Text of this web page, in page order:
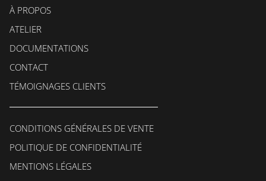
À PROPOS
ATELIER
DOCUMENTATIONS
CONTACT
TÉMOIGNAGES CLIENTS
CONDITIONS GÉNÉRALES DE VENTE
POLITIQUE DE CONFIDENTIALITÉ
MENTIONS LÉGALES